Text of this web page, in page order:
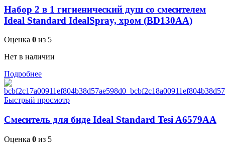
Набор 2 в 1 гигиенический душ со смесителем
Ideal Standard IdealSpray, хром (BD130AA)
Оценка 0 из 5
Нет в наличии
Подробнее
Быстрый просмотр
Смеситель для биде Ideal Standard Tesi A6579AA
Оценка 0 из 5